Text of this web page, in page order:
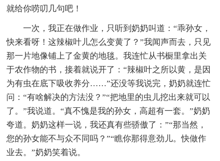
就给你唠叨几句吧！
一次，我正在做作业，只听到奶奶叫道：“乖孙女，
快来看呀！这辣椒叶儿怎么变黄了？”我闻声而去，只见
那一片地像铺上了金黄的地毯。我连忙从书橱里拿出关
于农作物的书，接着就说开了：“辣椒叶之所以黄，是因
为有虫在底下吸收养分……”还没等我说完，奶奶就连忙
问：“有啥解决的方法没？”“把地里的虫儿挖出来就可以
了。”我说道。“真不愧是我的孙女，高超有一套。”奶奶
夸道。奶奶这样一说，我还真有些骄傲了：”“那当然，
您的孙女能不与众不同吗？”“瞧你那得意劲儿。快做作
业去。”奶奶笑着说。